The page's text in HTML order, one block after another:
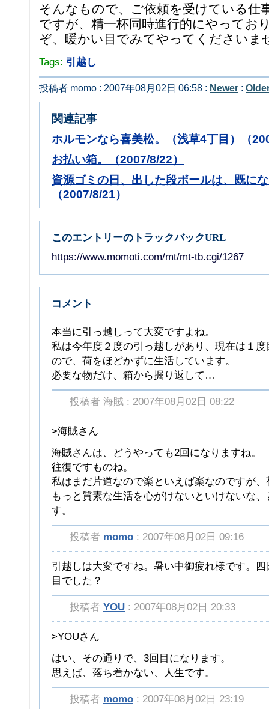
そんなもので、ご依頼を受けている仕
ですが、精一杯同時進行的にやってお
ぞ、暖かい目でみてやってくださいま
Tags: 引越し
投稿者 momo : 2007年08月02日 06:58 : Newer :
関連記事
ホルモンなら喜美松。（浅草4丁目）（
お払い箱。（2007/8/22）
資源ゴミの日、出した段ボールは、既に
（2007/8/21）
このエントリーのトラックバックURL
https://www.momoti.com/mt/mt-tb.cgi/1267
コメント
本当に引っ越しって大変ですよね。
私は今年度２度の引っ越しがあり、現在は１
ので、荷をほどかずに生活しています。
必要な物だけ、箱から掘り返して…
投稿者 海賊 : 2007年08月02日 08:22
>海賊さん
海賊さんは、どうやっても2回になりますね。
往復ですものね。
私はまだ片道なので楽といえば楽なのですが
もっと質素な生活を心がけないといけないな
す。
投稿者 momo : 2007年08月02日 09:16
引越しは大変ですね。暑い中御疲れ様です。
目でした？
投稿者 YOU : 2007年08月02日 20:33
>YOUさん
はい、その通りで、3回目になります。
思えば、落ち着かない、人生です。
投稿者 momo : 2007年08月02日 23:19